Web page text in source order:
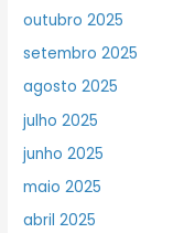
outubro 2025
setembro 2025
agosto 2025
julho 2025
junho 2025
maio 2025
abril 2025